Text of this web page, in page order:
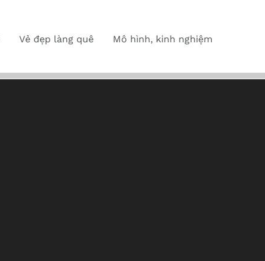
Vẻ đẹp làng quê Mô hình, kinh nghiệm